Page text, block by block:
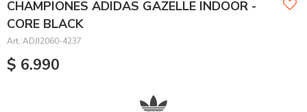
CHAMPIONES ADIDAS GAZELLE INDOOR -
CORE BLACK
ADJI2060-4237
$ 6.990